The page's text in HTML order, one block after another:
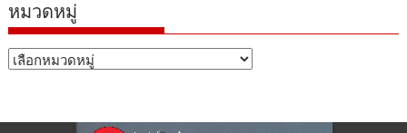
หมวดหมู่
หมวด